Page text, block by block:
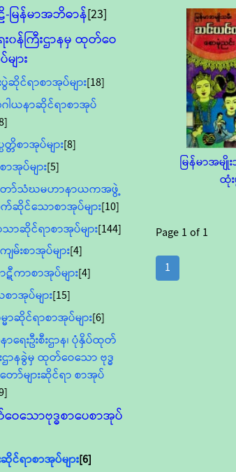
မြန်မာအဘိဓာန်[23]
၀န်ကြီးဌာနမှ ထုတ်ဝေ
ျား
ပွဲဆိုင်ရာစာအုပ်များ[18]
ါယနာဆိုင်ရာစာအုပ်
တိစာအုပ်များ[8]
ာအုပ်များ[5]
ော်သံဃမဟာနာယကအဖွဲ့
ဆိုင်သောစာအုပ်များ[10]
သာဆိုင်ရာစာအုပ်များ[144]
ျမ်းစာအုပ်များ[4]
ကာစာအုပ်များ[4]
ာအုပ်များ[15]
ာဆိုင်ရာစာအုပ်များ[6]
ရေးဦးစီးဌာန၊ ပုံနှိပ်ထုတ်
ဌာနခွဲမှ ထုတ်ဝေသော ဗုဒ္ဓ
ော်များဆိုင်ရာ စာအုပ်
ေသောဗုဒ္ဓစာပေစာအုပ်
င်ရာစာအုပ်များ[6]
မြန်မာအမ
ထုံ
Page1 of1
1